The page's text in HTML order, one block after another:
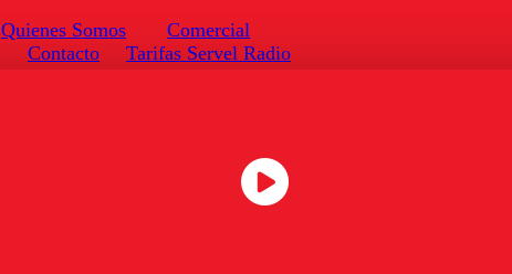
Quienes Somos
Contacto
Comercial
Tarifas Servel Radio